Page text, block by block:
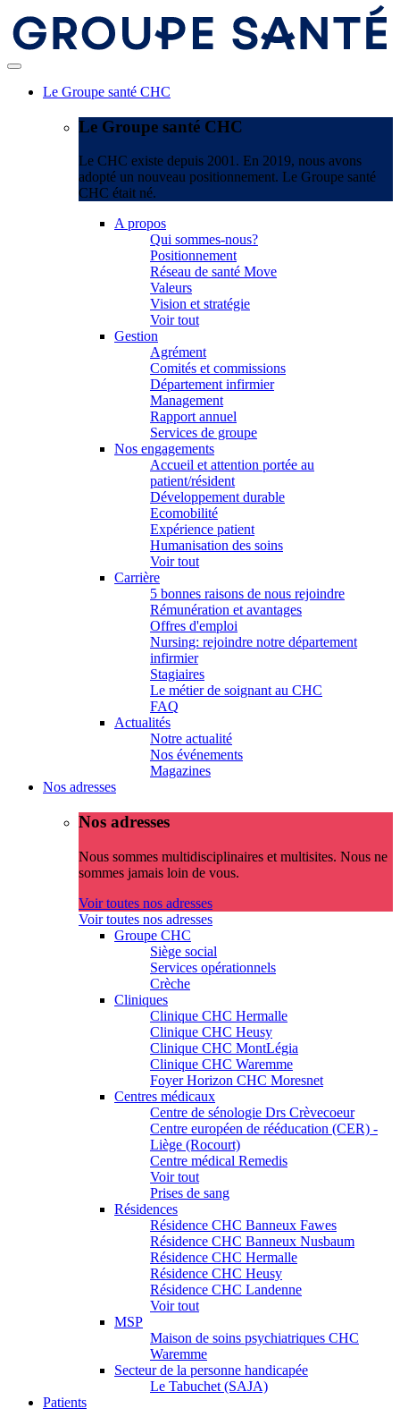
Le Groupe santé CHC
Le Groupe santé CHC
Le CHC existe depuis 2001. En 2019, nous avons
adopté un nouveau positionnement. Le Groupe santé
CHC était né.
A propos
Qui sommes-nous?
Positionnement
Réseau de santé Move
Valeurs
Vision et stratégie
Voir tout
Gestion
Agrément
Comités et commissions
Département infirmier
Management
Rapport annuel
Services de groupe
Nos engagements
Accueil et attention portée au
patient/résident
Développement durable
Ecomobilité
Expérience patient
Humanisation des soins
Voir tout
Carrière
5 bonnes raisons de nous rejoindre
Rémunération et avantages
Offres d'emploi
Nursing: rejoindre notre département
infirmier
Stagiaires
Le métier de soignant au CHC
FAQ
Actualités
Notre actualité
Nos événements
Magazines
Nos adresses
Nos adresses
Nous sommes multidisciplinaires et multisites. Nous ne
sommes jamais loin de vous.
Voir toutes nos adresses
Voir toutes nos adresses
Groupe CHC
Siège social
Services opérationnels
Crèche
Cliniques
Clinique CHC Hermalle
Clinique CHC Heusy
Clinique CHC MontLégia
Clinique CHC Waremme
Foyer Horizon CHC Moresnet
Centres médicaux
Centre de sénologie Drs Crèvecoeur
Centre européen de rééducation (CER) -
Liège (Rocourt)
Centre médical Remedis
Voir tout
Prises de sang
Résidences
Résidence CHC Banneux Fawes
Résidence CHC Banneux Nusbaum
Résidence CHC Hermalle
Résidence CHC Heusy
Résidence CHC Landenne
Voir tout
MSP
Maison de soins psychiatriques CHC
Waremme
Secteur de la personne handicapée
Le Tabuchet (SAJA)
Patients